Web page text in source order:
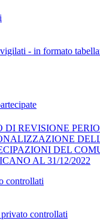
- in formato
DI REVISIONE
DEL
AL 31/12/2022
controllati
controllati